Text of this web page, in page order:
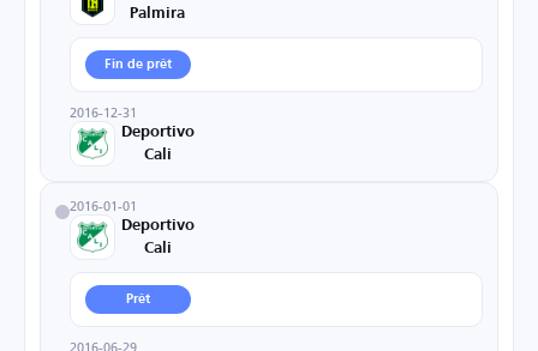
Palmira
Fin de prêt
2016-12-31
Deportivo
Cali
2016-01-01
Deportivo
Cali
Prêt